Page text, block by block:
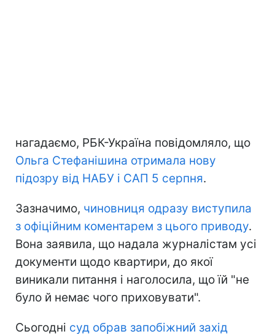
нагадаємо, РБК-Україна повідомляло, що
Ольга Стефанішина отримала нову
підозру від НАБУ і САП 5 серпня.
Зазначимо, чиновниця одразу виступила
з офіційним коментарем з цього приводу.
Вона заявила, що надала журналістам усі
документи щодо квартири, до якої
виникали питання і наголосила, що їй "не
було й немає чого приховувати".
Сьогодні суд обрав запобіжний захід